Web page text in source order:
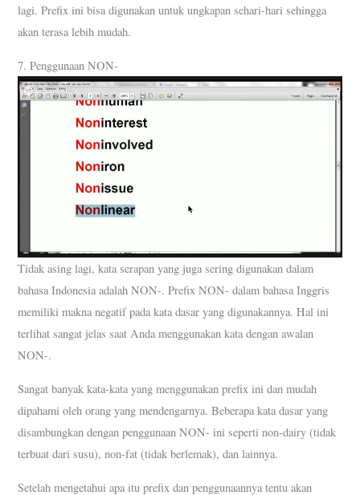
lagi. Prefix ini bisa digunakan untuk ungkapan sehari-hari sehingga
akan terasa lebih mudah.
7. Penggunaan NON-
Tidak asing lagi, kata serapan yang juga sering digunakan dalam
bahasa Indonesia adalah NON-. Prefix NON- dalam bahasa Inggris
memiliki makna negatif pada kata dasar yang digunakannya. Hal ini
terlihat sangat jelas saat Anda menggunakan kata dengan awalan
NON-.
Sangat banyak kata-kata yang menggunakan prefix ini dan mudah
dipahami oleh orang yang mendengarnya. Beberapa kata dasar yang
disambungkan dengan penggunaan NON- ini seperti non-dairy (tidak
terbuat dari susu), non-fat (tidak berlemak), dan lainnya.
Setelah mengetahui apa itu prefix dan penggunaannya tentu akan